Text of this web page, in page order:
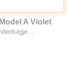
A Violet